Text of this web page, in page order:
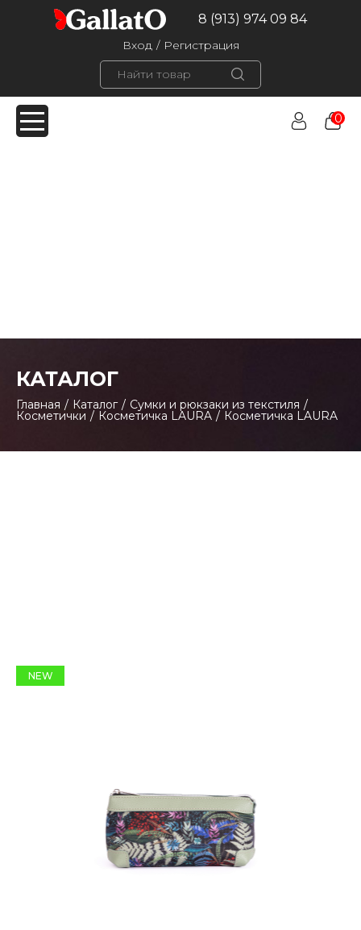
8 (913) 974 09 84
Вход / Регистрация
0
КАТАЛОГ
Главная / Каталог / Сумки и рюкзаки из текстиля /
Косметички / Косметичка LAURA / Косметичка LAURA
NEW